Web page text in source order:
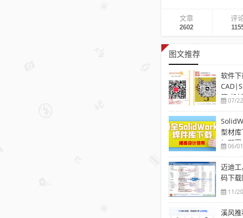
文章
2602
评
图文推荐
软件
等-机
07/22
型材
加配06/01
迈迪
码下
11/20
溪风